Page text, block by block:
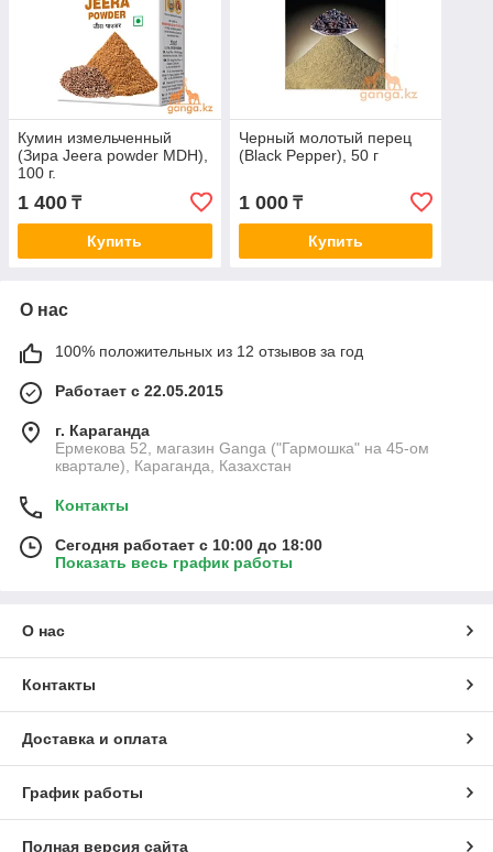
Кумин измельченный
(Зира Jeera powder MDH),
100 г.
1 400 ₸
Купить
Черный молотый перец
(Black Pepper), 50 г
1 000₸
Купить
О нас
100% положительных из 12 отзывов за год
Работает с 22.05.2015
г. Караганда
Ермекова 52, магазин Ganga ("Гармошка" на 45-ом
квартале), Караганда, Казахстан
Контакты
Сегодня работает с 10:00 до 18:00
Показать весь график работы
О нас
Контакты
Доставка и оплата
График работы
Полная версия сайта